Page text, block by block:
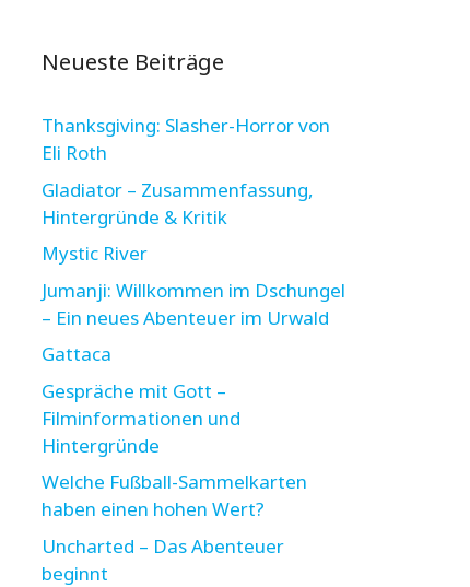
Neueste Beiträge
Thanksgiving: Slasher-Horror von
Eli Roth
Gladiator – Zusammenfassung,
Hintergründe & Kritik
Mystic River
Jumanji: Willkommen im Dschungel
– Ein neues Abenteuer im Urwald
Gattaca
Gespräche mit Gott –
Filminformationen und
Hintergründe
Welche Fußball-Sammelkarten
haben einen hohen Wert?
Uncharted – Das Abenteuer
beginnt